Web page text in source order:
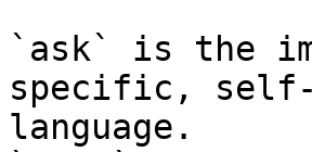
`ask` is the
specific, self-
language.